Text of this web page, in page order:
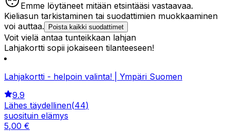
Emme löytäneet mitään etsintääsi vastaavaa.
Kieliasun tarkistaminen tai suodattimien muokkaaminen
voi auttaa.
Poista kaikki suodattimet
Voit vielä antaa tunteikkaan lahjan
Lahjakortti sopii jokaiseen tilanteeseen!
Lahjakortti - helpoin valinta! | Ympäri Suomen
9.9
Lähes täydellinen(44)
suosituin elämys
5,00 €